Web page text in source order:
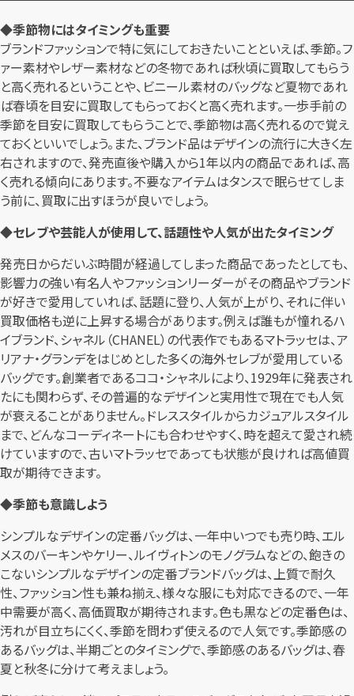
◆季節物にはタイミングも重要
ブランドファッションで特に気にしておきたいことといえば、季節。フ
ァー素材やレザー素材などの冬物であれば秋頃に買取してもらう
と高く売れるということや、ビニール素材のバッグなど夏物であれ
ば春頃を目安に買取してもらっておくと高く売れます。一歩手前の
季節を目安に買取してもらうことで、季節物は高く売れるので覚え
ておくといいでしょう。また、ブランド品はデザインの流行に大きく左
右されますので、発売直後や購入から1年以内の商品であれば、高
く売れる傾向にあります。不要なアイテムはタンスで眠らせてしま
う前に、買取に出すほうが良いでしょう。
◆セレブや芸能人が使用して、話題性や人気が出たタイミング
発売日からだいぶ時間が経過してしまった商品であったとしても、
影響力の強い有名人やファッションリーダーがその商品やブランド
が好きで愛用していれば、話題に登り、人気が上がり、それに伴い
買取価格も逆に上昇する場合があります。例えば誰もが憧れるハ
イブランド、シャネル（CHANEL）の代表作でもあるマトラッセは、ア
リアナ・グランデをはじめとした多くの海外セレブが愛用している
バッグです。創業者であるココ・シャネルにより、1929年に発表され
たにも関わらず、その普遍的なデザインと実用性で現在でも人気
が衰えることがありません。ドレススタイルからカジュアルスタイル
まで、どんなコーディネートにも合わせやすく、時を超えて愛され続
けていますので、古いマトラッセであっても状態が良ければ高値買
取が期待できます。
◆季節も意識しよう
シンプルなデザインの定番バッグは、一年中いつでも売り時、エル
メスのバーキンやケリー、ルイヴィトンのモノグラムなどの、飽きの
こないシンプルなデザインの定番ブランドバッグは、上質で耐久
性、ファッション性も兼ね揃え、様々な服にも対応できるので、一年
中需要が高く、高価買取が期待されます。色も黒などの定番色は、
汚れが目立ちにくく、季節を問わず使えるので人気です。季節感の
あるバッグは、半期ごとのタイミングで、季節感のあるバッグは、春
夏と秋冬に分けて考えましょう。